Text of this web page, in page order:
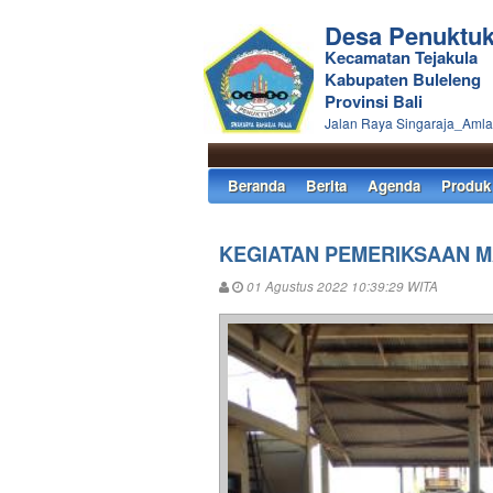
Desa
Kecamatan Tejakula
Kabupaten Buleleng
Provinsi Bali
Jalan Raya
Beranda Berita Agenda
KEGIATAN PEMERIKSAAN
01 Agustus 2022 10:39:29 WITA